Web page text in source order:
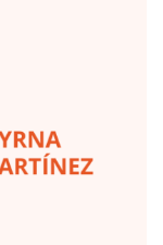
un juez
considera
genera un
embargo,
más
un juez no